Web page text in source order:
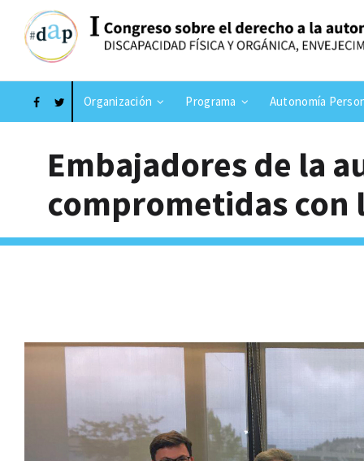
Organización Programa Autonomía
Embajadores de la
comprometidas con